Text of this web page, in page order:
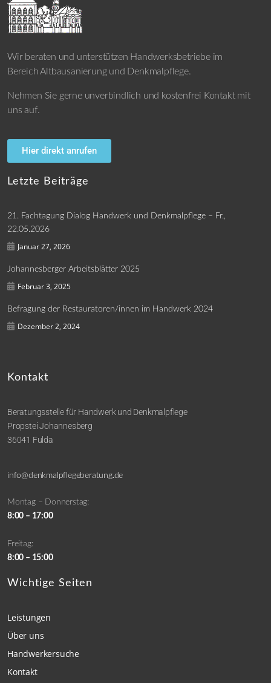
Wir beraten und unterstützen Handwerksbetriebe im
Bereich Altbausanierung und Denkmalpflege.
Nehmen Sie gerne unverbindlich und kostenfrei Kontakt mit
uns auf.
Hier direkt anrufen
Letzte Beiträge
21. Fachtagung Dialog Handwerk und Denkmalpflege – Fr.,
22.05.2026
Januar 27, 2026
Johannesberger Arbeitsblätter 2025
Februar 3, 2025
Befragung der Restauratoren/innen im Handwerk 2024
Dezember 2, 2024
Kontakt
Beratungsstelle für Handwerk und Denkmalpflege
Propstei Johannesberg
36041 Fulda
info@denkmalpflegeberatung.de
Montag – Donnerstag:
8:00 – 17:00
Freitag:
8:00 – 15:00
Wichtige Seiten
Leistungen
Über uns
Handwerkersuche
Kontakt